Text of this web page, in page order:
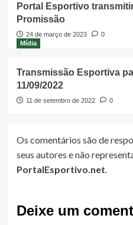
Portal Esportivo
Promissão
24 de março de 2023
0
Mídia
Transmissão Esportiva
11/09/2022
11 de setembro de 2022 0
Os comentários são de
seus autores e não
PortalEsportivo.net.
Deixe um